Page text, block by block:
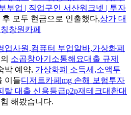
부업 | 직업구인 서산워크넷 | 투자
모두 현금으로 인출했다,상가 대
창원카페
업사원,컴퓨터 부업알바,가상화폐
소곱창아기소통해요대출 규제
박 예약, 가상화폐 소득세,소액투
이들디저트카페mg 손해 보험투자
탈 대출 신용등급p2p재테크대환대
해봤습니다.